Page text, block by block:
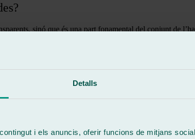
Detalls
i els anuncis, oferir funcions de mitjans
sinó que és una part fonamental del conjunt de
fa possible el correcte funcionament del parabrisa i
crucial per abordar possibles problemes a temps. Els
general poden fer que els materials que formen les
que s’ha hagut d’haver fet una substitució de